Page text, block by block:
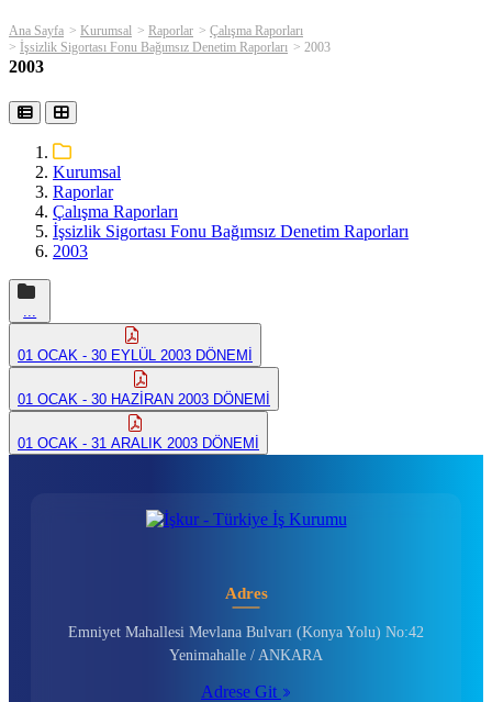
Ana Sayfa Kurumsal Raporlar
Çalışma Raporları
İşsizlik Sigortası Fonu Bağımsız Denetim Raporları
2003
2003
Kurumsal
Raporlar
Çalışma Raporları
İşsizlik Sigortası Fonu Bağımsız Denetim Raporları
2003
01 OCAK - 30 EYLÜL 2003 DÖNEMİ
01 OCAK - 30 HAZİRAN 2003 DÖNEMİ
01 OCAK - 31 ARALIK 2003 DÖNEMİ
Adres
Emniyet Mahallesi Mevlana Bulvarı (Konya Yolu) No:42
Yenimahalle / ANKARA
Adrese Git